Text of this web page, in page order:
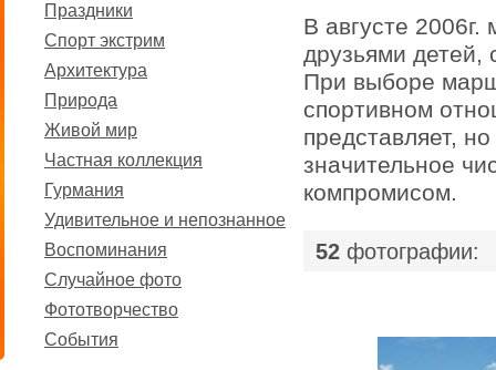
Праздники
Спорт экстрим
Архитектура
Природа
Живой мир
Частная коллекция
Гурмания
Удивительное и непознанное
Воспоминания
Случайное фото
Фототворчество
События
В августе
друзьями детей,
При выборе
спортивном
представляет,
значительное
компромисом.
52 фотографии: